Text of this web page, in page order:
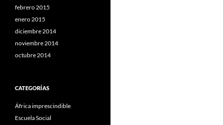
febrero 2015
enero 2015
diciembre 2014
noviembre 2014
octubre 2014
CATEGORÍAS
África imprescindible
Escuela Social